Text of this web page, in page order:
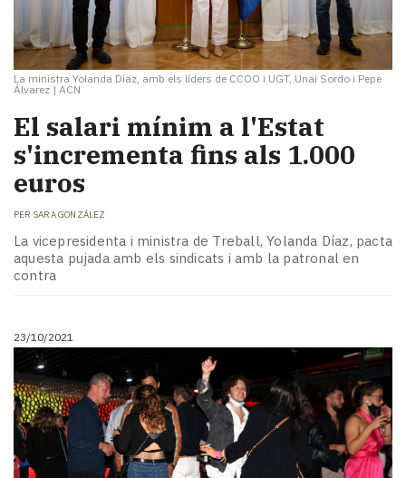
La ministra Yolanda Díaz, amb els líders de CCOO i UGT, Unai Sordo i Pepe
Álvarez | ACN
El salari mínim a l'Estat
s'incrementa fins als 1.000
euros
PER SARA GONZÁLEZ
La vicepresidenta i ministra de Treball, Yolanda Díaz, pacta
aquesta pujada amb els sindicats i amb la patronal en
contra
23/10/2021